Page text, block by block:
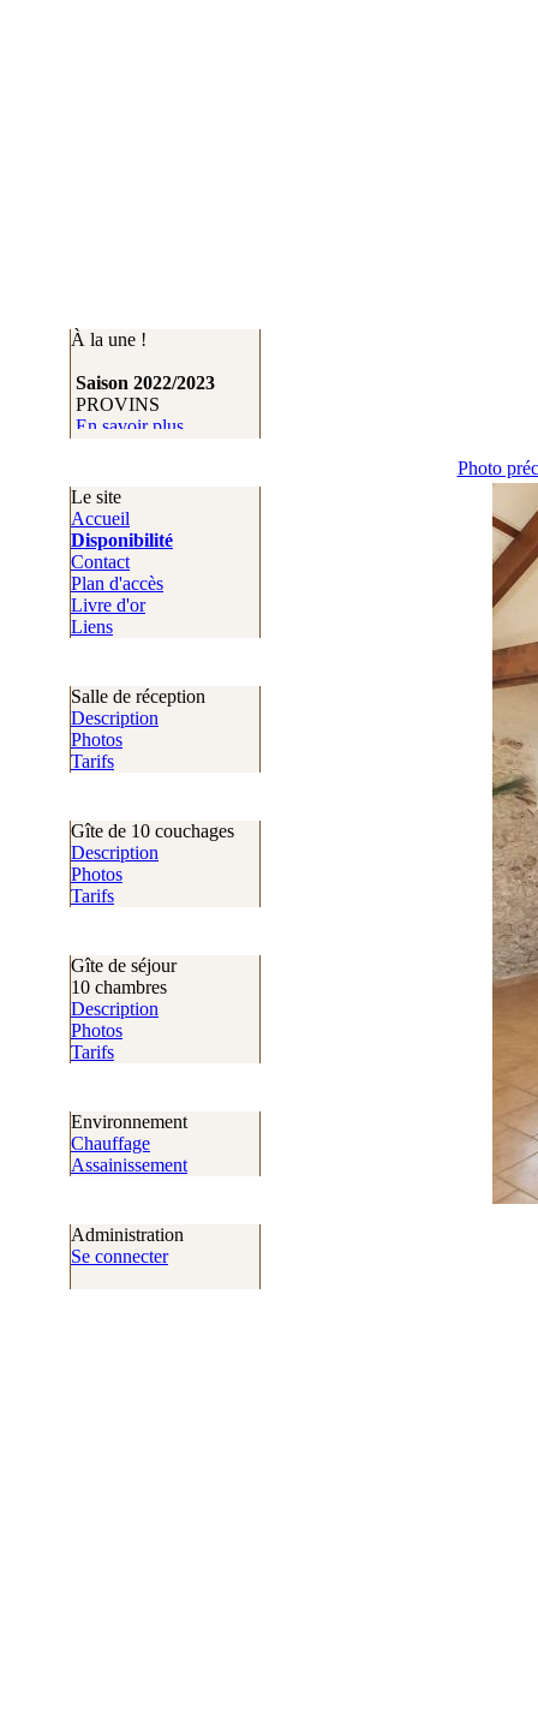
À la une !
Saison 2022/2023
PROVINS
En savoir plus
Le site
Accueil
Disponibilité
Contact
Plan d'accès
Livre d'or
Liens
Salle de réception
Description
Photos
Tarifs
Gîte de 10 couchages
Description
Photos
Tarifs
Gîte de séjour
10 chambres
Description
Photos
Tarifs
Environnement
Chauffage
Assainissement
Administration
Se connecter
Photo